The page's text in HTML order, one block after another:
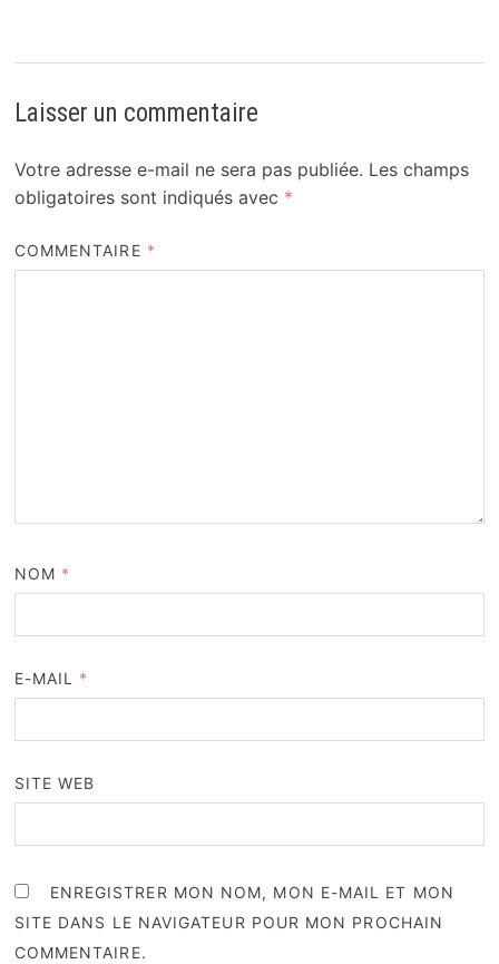
Laisser un commentaire
Votre adresse e-mail ne sera pas publiée. Les champs
obligatoires sont indiqués avec *
COMMENTAIRE *
NOM *
E-MAIL *
SITE WEB
ENREGISTRER MON NOM, MON E-MAIL ET MON
SITE DANS LE NAVIGATEUR POUR MON PROCHAIN
COMMENTAIRE.